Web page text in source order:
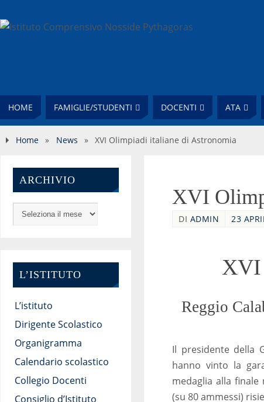
HOME FAMIGLIE/STUDENTI DOCENTI ATA
Home » News » XVI Olimpiadi italiane di Astronomia
XVI
DI ADMIN 23
XVI
Reggio
Il presidente della
hanno vinto la
medaglia alla finale
(su 80 ammessi)
ARCHIVIO
L’ISTITUTO
L’istituto
Dirigente Scolastico
Organigramma
Calendario scolastico
Collegio Docenti
Consiglio d’Istituto